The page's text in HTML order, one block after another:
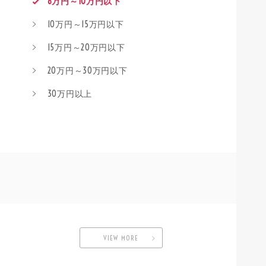
10万円～15万円以下
15万円～20万円以下
20万円～30万円以下
30万円以上
VIEW MORE